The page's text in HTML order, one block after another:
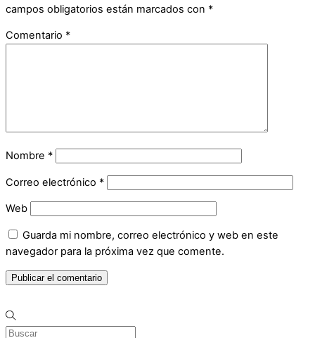
campos obligatorios están marcados con *
Comentario *
Nombre *
Correo electrónico *
Web
Guarda mi nombre, correo electrónico y web en este
navegador para la próxima vez que comente.